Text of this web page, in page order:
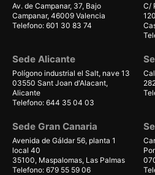
Av. de Campanar, 37, Bajo
Campanar, 46009 Valencia
Telefono: 601 30 83 74
C/
Sede Alicante
Polígono industrial el Salt, nave 13
03550 Sant Joan d'Alacant,
Alicante
Telefono: 644 35 04 03
Sede Gran Canaria
Avenida de Gáldar 56, planta 1
local 40
35100, Maspalomas, Las Palmas
Telefono: 679 55 59 06